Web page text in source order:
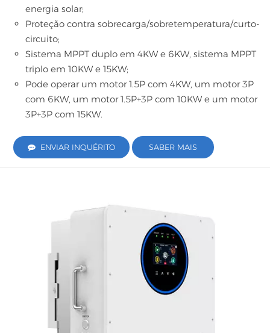
energia solar;
Proteção contra sobrecarga/sobretemperatura/curto-
circuito;
Sistema MPPT duplo em 4KW e 6KW, sistema MPPT
triplo em 10KW e 15KW;
Pode operar um motor 1.5P com 4KW, um motor 3P
com 6KW, um motor 1.5P+3P com 10KW e um motor
3P+3P com 15KW.
ENVIAR INQUÉRITO SABER MAIS